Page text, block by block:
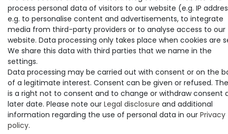
© Copyright M. Thielemann GmbH 2020 | Alle Rechte
vorbehalten.
alle Preise inkl. gesetzlicher MwSt. | zzgl. Versandkosten
process personal data of visitors to our website (e.g. IP
e.g. to personalise content and advertisements, to integrate
media from third-party providers or to analyse access to our
website. Data processing only takes place when cookies are
We share this data with third parties that we name in the
settings.
Data processing may be carried out with consent or on the
of a legitimate interest. Consent can be given or refused.
is a right not to consent and to change or withdraw consent
later date. Please note our Legal disclosure and additional
information regarding the use of personal data in our Privacy
policy.